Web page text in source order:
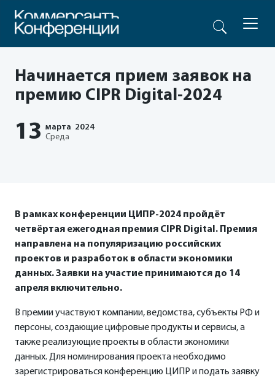
Начинается прием заявок на
премию CIPR Digital-2024
13 марта 2024
Среда
В рамках конференции ЦИПР-2024 пройдёт
четвёртая ежегодная премия CIPR Digital. Премия
направлена на популяризацию российских
проектов и разработок в области экономики
данных. Заявки на участие принимаются до 14
апреля включительно.
В премии участвуют компании, ведомства, субъекты РФ и
персоны, создающие цифровые продукты и сервисы, а
также реализующие проекты в области экономики
данных. Для номинирования проекта необходимо
зарегистрироваться конференцию ЦИПР и подать заявку